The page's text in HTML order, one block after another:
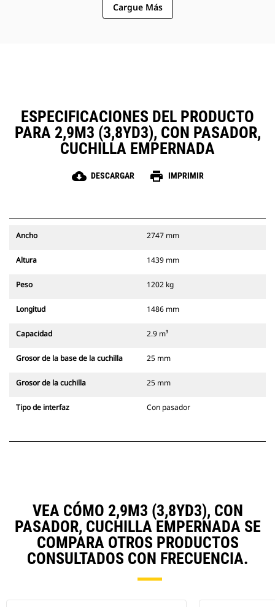
Cargue Más
ESPECIFICACIONES DEL PRODUCTO
PARA 2,9M3 (3,8YD3), CON PASADOR,
CUCHILLA EMPERNADA
cloud_download DESCARGAR print IMPRIMIR
Ancho 2747 mm
Altura 1439 mm
Peso 1202 kg
Longitud 1486 mm
Capacidad 2.9 m³
Grosor de la base de la cuchilla 25 mm
Grosor de la cuchilla 25 mm
Tipo de interfaz Con pasador
VEA CÓMO 2,9M3 (3,8YD3), CON
PASADOR, CUCHILLA EMPERNADA SE
COMPARA OTROS PRODUCTOS
CONSULTADOS CON FRECUENCIA.